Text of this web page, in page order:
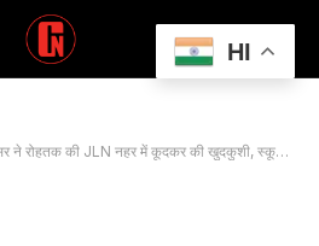
रोहतक की JLN नहर में कूदकर की खुदकुशी, स्कूटी से हुई पहचान
HI